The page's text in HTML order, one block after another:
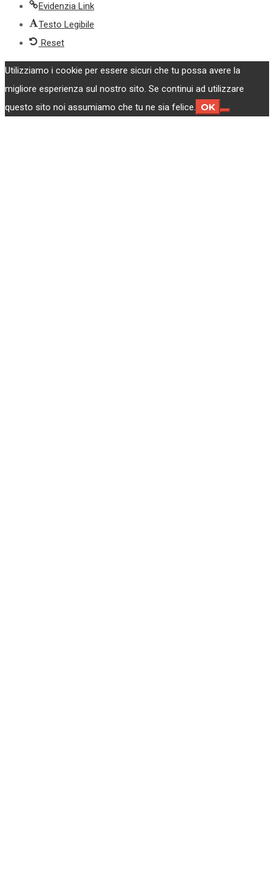
Evidenzia Link
Testo Legibile
Reset
Utilizziamo i cookie per essere sicuri che tu possa avere la
migliore esperienza sul nostro sito. Se continui ad utilizzare
questo sito noi assumiamo che tu ne sia felice. OK